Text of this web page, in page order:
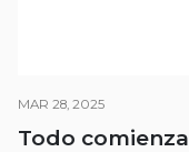
MAR 28, 2025
Todo